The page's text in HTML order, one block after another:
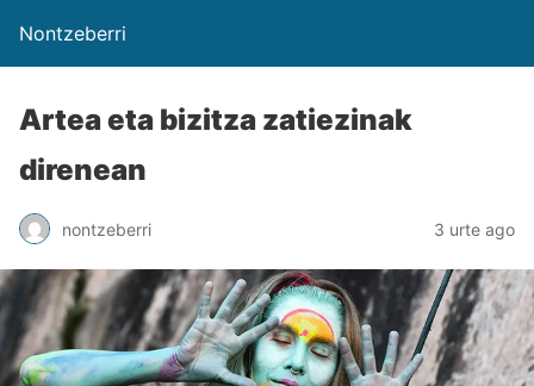
Nontzeberri
Artea eta bizitza zatiezinak
direnean
nontzeberri 3 urte ago